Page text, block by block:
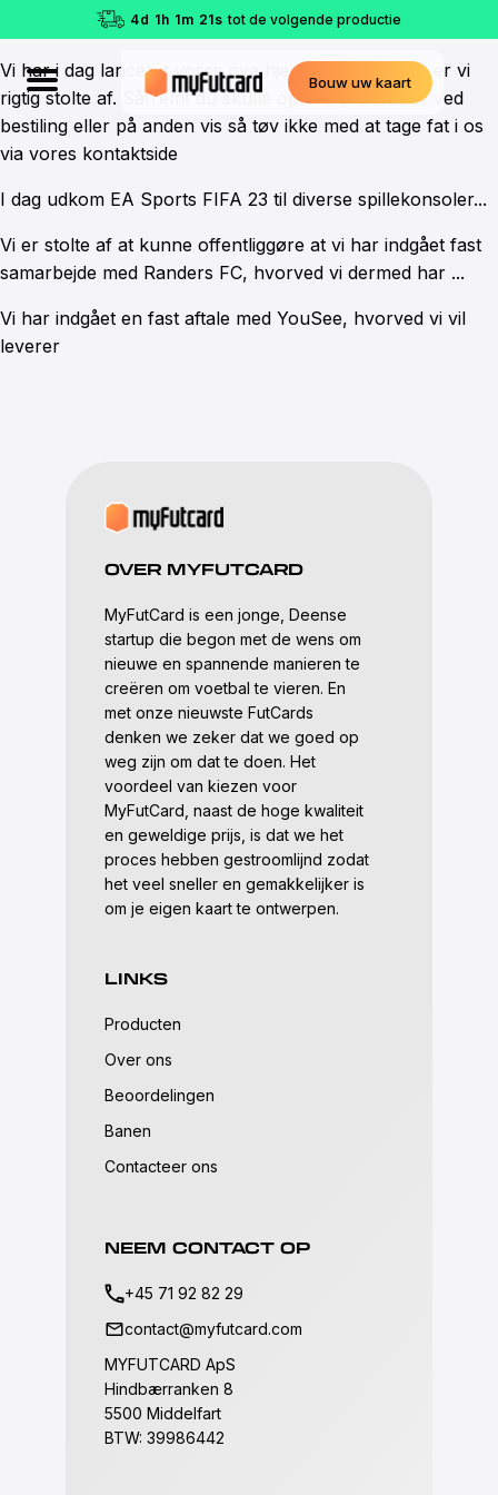
4d 1h 1m 20s tot de volgende productie
Bouw uw kaart
Vi har i dag lanceret vores nye hjemmeside. Denne er vi
rigtig stolte af. Såfremt du skulle opleve problemer ved
bestiling eller på anden vis så tøv ikke med at tage fat i os
via vores kontaktside
I dag udkom EA Sports FIFA 23 til diverse spillekonsoler...
Vi er stolte af at kunne offentliggøre at vi har indgået fast
samarbejde med Randers FC, hvorved vi dermed har ...
Vi har indgået en fast aftale med YouSee, hvorved vi vil
leverer
OVER MYFUTCARD
MyFutCard is een jonge, Deense
startup die begon met de wens om
nieuwe en spannende manieren te
creëren om voetbal te vieren. En
met onze nieuwste FutCards
denken we zeker dat we goed op
weg zijn om dat te doen. Het
voordeel van kiezen voor
MyFutCard, naast de hoge kwaliteit
en geweldige prijs, is dat we het
proces hebben gestroomlijnd zodat
het veel sneller en gemakkelijker is
om je eigen kaart te ontwerpen.
LINKS
Producten
Over ons
Beoordelingen
Banen
Contacteer ons
NEEM CONTACT OP
+45 71 92 82 29
contact@myfutcard.com
MYFUTCARD ApS
Hindbærranken 8
5500 Middelfart
BTW: 39986442